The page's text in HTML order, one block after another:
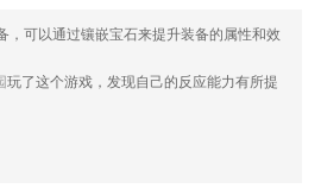
擎，全网小说随意搜！
支持管、教、学、考、评全过程。
件优势
给大家提供！
，可以通过镶嵌宝石来提升装备的属性和效
玩了这个游戏，发现自己的反应能力有所提